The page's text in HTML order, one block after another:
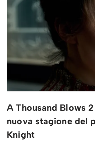
A Thousand Blows
nuova stagione del
Knight